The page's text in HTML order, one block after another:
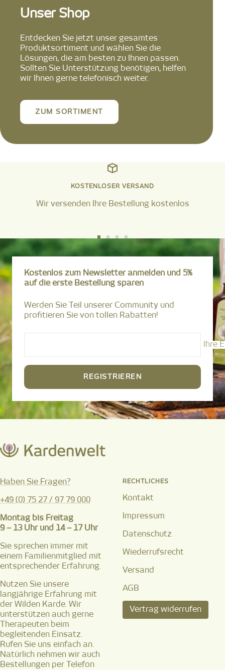
Unser Shop
Entdecken Sie jetzt unser gesamtes
Produktsortiment und wählen Sie die
Lösungen, die am besten zu Ihnen passen.
Sollten Sie Unterstützung benötigen, helfen
wir Ihnen gerne telefonisch weiter.
ZUM SORTIMENT
KOSTENLOSER VERSAND
Wir versenden Ihre Bestellung kostenlos
Zur
Slide
gehen
Zur
Slide
gehen
Slide
gehen
Slide
gehen
Kostenlos zum Newsletter anmelden und 5%
auf die erste Bestellung sparen
Werden Sie Teil unserer Community und
profitieren Sie von tollen Rabatten!
Ihre
REGISTRIEREN
Haben Sie Fragen?
+49 (0) 75 27 / 97 79 000
Montag bis Freitag
9 – 13 Uhr und 14 – 17 Uhr
Sie sprechen immer mit
einem Familienmitglied mit
entsprechender Erfahrung.
Nutzen Sie unsere
langjährige Erfahrung mit
der Wilden Karde. Wir
unterstützen auch gerne
Therapeuten beim
begleitenden Einsatz.
Rufen Sie uns einfach an.
Natürlich nehmen wir auch
Bestellungen per Telefon
RECHTLICHES
Kontakt
Impressum
Datenschutz
Wiederrufsrecht
Versand
AGB
Vertrag widerrufen